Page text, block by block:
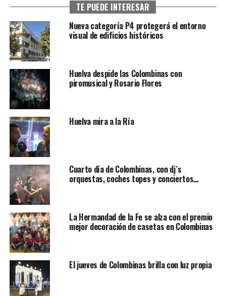
TE PUEDE INTERESAR
Nueva categoría P4 protegerá el entorno
visual de edificios históricos
Huelva despide las Colombinas con
piromusical y Rosario Flores
Huelva mira a la Ría
Cuarto día de Colombinas, con dj´s
orquestas, coches topes y conciertos…
La Hermandad de la Fe se alza con el premio
mejor decoración de casetas en Colombinas
El jueves de Colombinas brilla con luz propia